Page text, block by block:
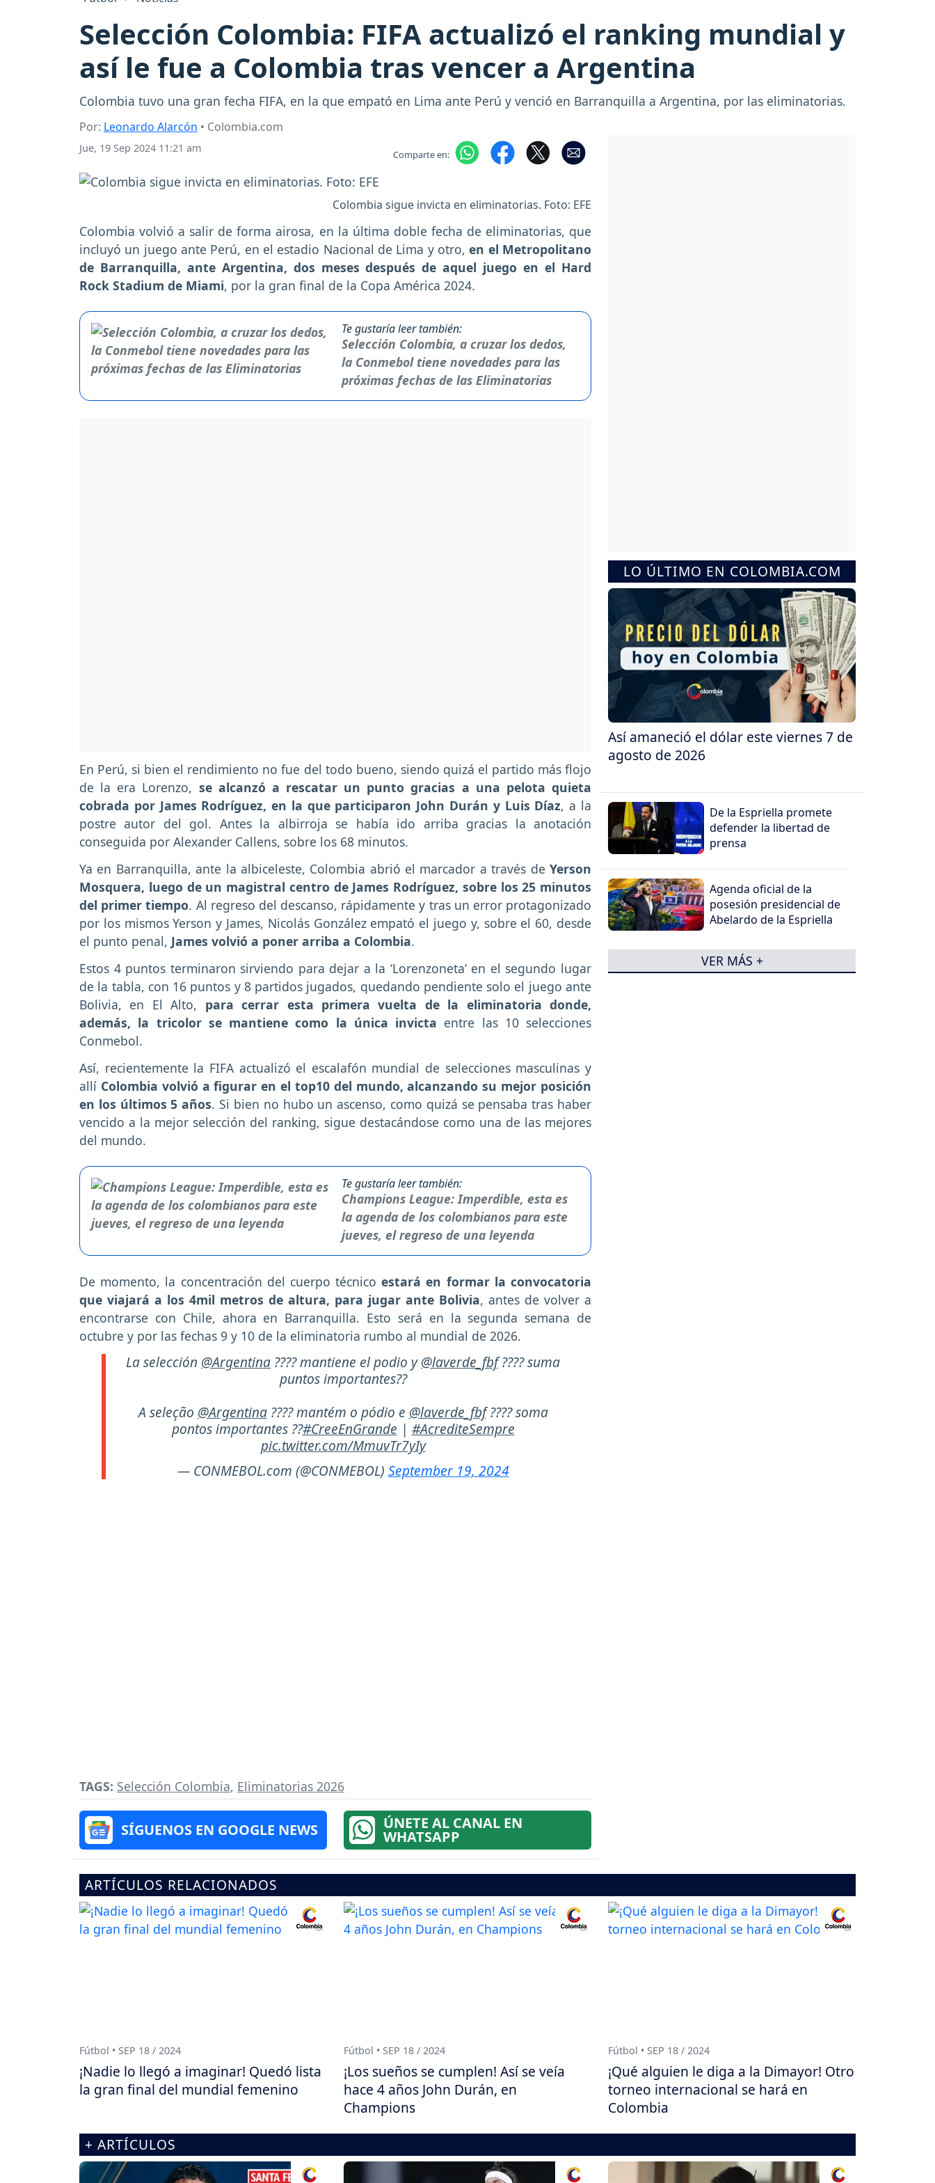
Selección Colombia: FIFA actualizó el ranking mundial y
así le fue a Colombia tras vencer a Argentina
Colombia tuvo una gran fecha FIFA, en la que empató en Lima ante Perú y venció en Barranquilla a Argentina, por las eliminatorias.
Por: Leonardo Alarcón • Colombia.com
Jue, 19 Sep 2024 11:21 am Comparte en:
Colombia sigue invicta en eliminatorias. Foto: EFE
Colombia volvió a salir de forma airosa, en la última doble fecha de eliminatorias, que
incluyó un juego ante Perú, en el estadio Nacional de Lima y otro,en el Metropolitano
de Barranquilla, ante Argentina, dos meses después de aquel juego en el Hard
Rock Stadium de Miami, por la gran final de la Copa América 2024.
Te gustaría leer también:
Selección Colombia, a cruzar los dedos,
la Conmebol tiene novedades para las
próximas fechas de las Eliminatorias
En Perú, si bien el rendimiento no fue del todo bueno, siendo quizá el partido más flojo
de la era Lorenzo, se alcanzó a rescatar un punto gracias a una pelota quieta
cobrada por James Rodríguez, en la que participaron John Durán y Luis Díaz, a la
postre autor del gol. Antes la albirroja se había ido arriba gracias la anotación
conseguida por Alexander Callens, sobre los 68 minutos.
Ya en Barranquilla, ante la albiceleste, Colombia abrió el marcador a través de Yerson
Mosquera, luego de un magistral centro de James Rodríguez, sobre los 25 minutos
del primer tiempo. Al regreso del descanso, rápidamente y tras un error protagonizado
por los mismos Yerson y James, Nicolás González empató el juego y, sobre el 60, desde
el punto penal, James volvió a poner arriba a Colombia.
Estos 4 puntos terminaron sirviendo para dejar a la ‘Lorenzoneta’ en el segundo lugar
de la tabla, con 16 puntos y 8 partidos jugados, quedando pendiente solo el juego ante
Bolivia, en El Alto, para cerrar esta primera vuelta de la eliminatoria donde,
además, la tricolor se mantiene como la única invicta entre las 10 selecciones
Conmebol.
Así, recientemente la FIFA actualizó el escalafón mundial de selecciones masculinas y
allí Colombia volvió a figurar en el top10 del mundo, alcanzando su mejor posición
en los últimos 5 años. Si bien no hubo un ascenso, como quizá se pensaba tras haber
vencido a la mejor selección del ranking, sigue destacándose como una de las mejores
del mundo.
Te gustaría leer también:
Champions League: Imperdible, esta es
la agenda de los colombianos para este
jueves, el regreso de una leyenda
De momento, la concentración del cuerpo técnicoestará en formar la convocatoria
que viajará a los 4mil metros de altura, para jugar ante Bolivia, antes de volver a
encontrarse con Chile, ahora en Barranquilla. Esto será en la segunda semana de
octubre y por las fechas 9 y 10 de la eliminatoria rumbo al mundial de 2026.
La selección @Argentina ???? mantiene el podio y@laverde_fbf???? suma
puntos importantes??
A seleção @Argentina???? mantém o pódio e @laverde_fbf???? soma
pontos importantes ??#CreeEnGrande | #AcrediteSempre
pic.twitter.com/MmuvTr7yIy
— CONMEBOL.com (@CONMEBOL) September 19, 2024
TAGS: Selección Colombia, Eliminatorias 2026
SÍGUENOS EN GOOGLE NEWS ÚNETE AL CANAL EN
WHATSAPP
LO ÚLTIMO EN COLOMBIA.COM
Así amaneció el dólar este viernes 7 de
agosto de 2026
De la Espriella promete
defender la libertad de
prensa
Agenda oficial de la
posesión presidencial de
Abelardo de la Espriella
VER MÁS +
ARTÍCULOS RELACIONADOS
Fútbol • SEP 18 / 2024
¡Nadie lo llegó a imaginar! Quedó lista
la gran final del mundial femenino
Fútbol • SEP 18 / 2024
¡Los sueños se cumplen! Así se veía
hace 4 años John Durán, en
Champions
Fútbol • SEP 18 / 2024
¡Qué alguien le diga a la Dimayor! Otro
torneo internacional se hará en
Colombia
+ ARTÍCULOS